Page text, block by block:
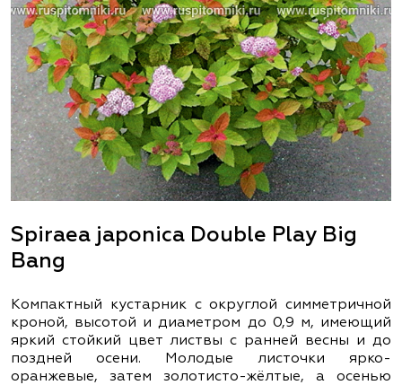
Spiraea japonica Double Play Big
Bang
Компактный кустарник с округлой симметричной
кроной, высотой и диаметром до 0,9 м, имеющий
яркий стойкий цвет листвы с ранней весны и до
поздней осени. Молодые листочки ярко-
оранжевые, затем золотисто-жёлтые, а осенью